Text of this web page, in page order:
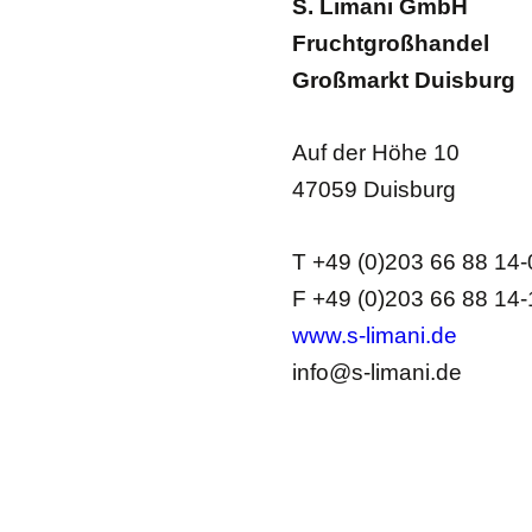
S. Limani GmbH
Fruchtgroßhandel
Großmarkt Duisburg
Auf der Höhe 10
47059 Duisburg
T +49 (0)203 66 88 14-
F +49 (0)203 66 88
www.s-limani.de
info@s-limani.de